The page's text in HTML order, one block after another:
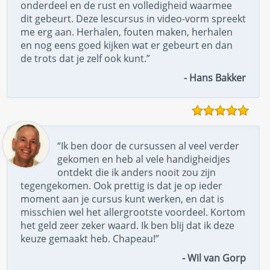
onderdeel en de rust en volledigheid waarmee
dit gebeurt. Deze lescursus in video-vorm spreekt
me erg aan. Herhalen, fouten maken, herhalen
en nog eens goed kijken wat er gebeurt en dan
de trots dat je zelf ook kunt.”
- Hans Bakker
“Ik ben door de cursussen al veel verder
gekomen en heb al vele handigheidjes
ontdekt die ik anders nooit zou zijn
tegengekomen. Ook prettig is dat je op ieder
moment aan je cursus kunt werken, en dat is
misschien wel het allergrootste voordeel. Kortom
het geld zeer zeker waard. Ik ben blij dat ik deze
keuze gemaakt heb. Chapeau!”
- Wil van Gorp